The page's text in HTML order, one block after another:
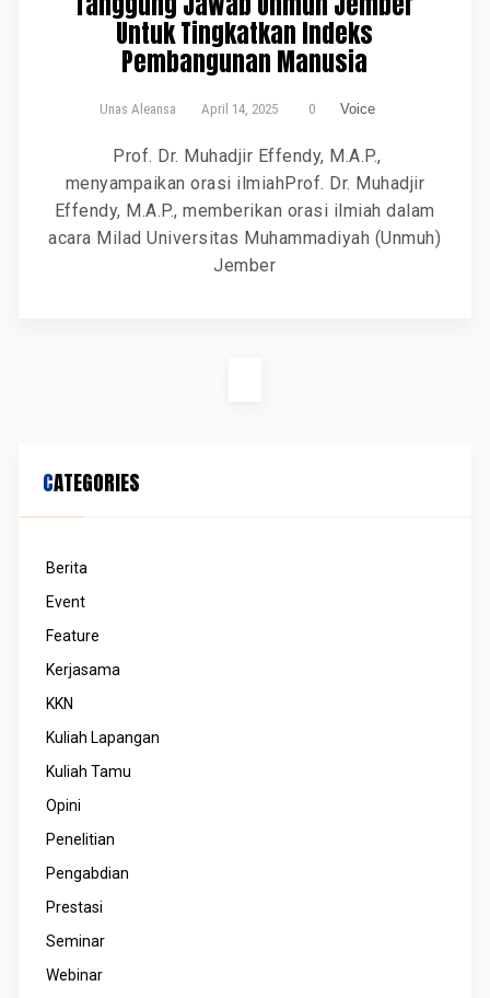
Untuk Tingkatkan Indeks
Pembangunan Manusia
Unas Aleansa April 14, 2025 0 Voice
Prof. Dr. Muhadjir Effendy, M.A.P.,
menyampaikan orasi ilmiahProf. Dr. Muhadjir
Effendy, M.A.P., memberikan orasi ilmiah dalam
acara Milad Universitas Muhammadiyah (Unmuh)
Jember
CATEGORIES
Berita
Event
Feature
Kerjasama
KKN
Kuliah Lapangan
Kuliah Tamu
Opini
Penelitian
Pengabdian
Prestasi
Seminar
Webinar